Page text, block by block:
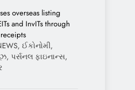
overseas listing
and InvITs through
ઈકોનોમી,
પર્સનલ ફાઇનાન્સ,